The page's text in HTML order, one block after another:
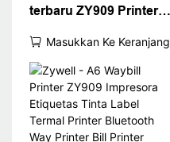
terbaru ZY909 Printer
Pengiriman Printer 4x6
Thermal Waybill A6
Printer USB+WiFi
Masukkan Ke Keranjang